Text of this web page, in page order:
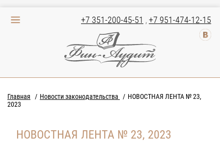
+7 351-200-45-51 ,+7 951-474-12-15
Главная Новости законодательства
НОВОСТНАЯ ЛЕНТА № 23,
2023
НОВОСТНАЯ ЛЕНТА № 23, 2023